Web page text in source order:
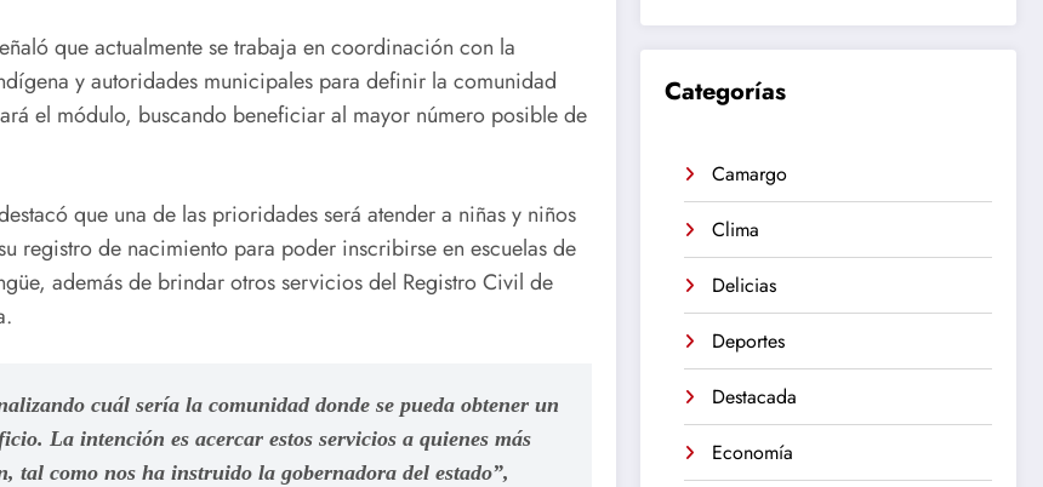
que actualmente se trabaja en coordinación con la
y autoridades municipales para definir la comunidad
el módulo, buscando beneficiar al mayor número posible de
que una de las prioridades será atender a niñas y niños
registro de nacimiento para poder inscribirse en escuelas de
además de brindar otros servicios del Registro Civil de
cuál sería la comunidad donde se pueda obtener un
La intención es acercar estos servicios a quienes más
tal como nos ha instruido la gobernadora del estado”,
Categorías
Camargo
Clima
Delicias
Deportes
Destacada
Economía